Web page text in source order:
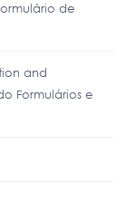
de
and
Formulários e